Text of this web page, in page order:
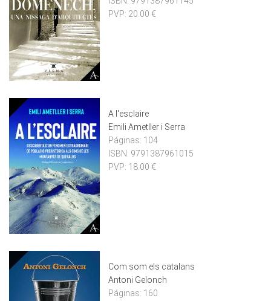
PVP: 20.00 €
A l'esclaire
Emili Ametller i Serra
Páginas: 104
ISBN: 9791387961015
PVP: 18.00 €
Com som els catalans
Antoni Gelonch
Páginas: 160